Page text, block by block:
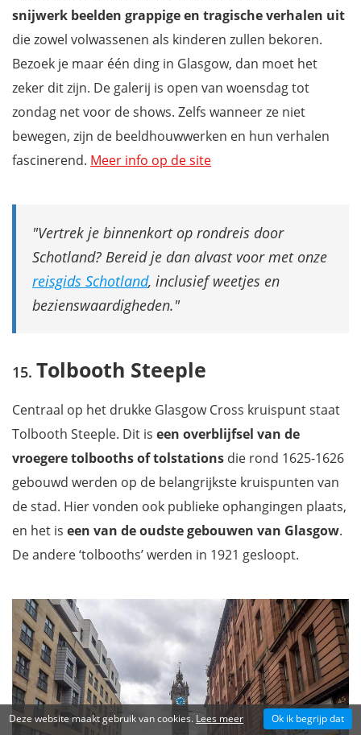
snijwerk beelden grappige en tragische verhalen uit
die zowel volwassenen als kinderen zullen bekoren.
Bezoek je maar één ding in Glasgow, dan moet het
zeker dit zijn. De galerij is open van woensdag tot
zondag net voor de shows. Zelfs wanneer ze niet
bewegen, zijn de beeldhouwwerken en hun verhalen
fascinerend. Meer info op de site
Vertrek je binnenkort op rondreis door
Schotland? Bereid je dan alvast voor met onze
reisgids Schotland, inclusief weetjes en
bezienswaardigheden.
Tolbooth Steeple
Centraal op het drukke Glasgow Cross kruispunt staat
Tolbooth Steeple. Dit is een overblijfsel van de
vroegere tolbooths of tolstations die rond 1625-1626
gebouwd werden op de belangrijkste kruispunten van
de stad. Hier vonden ook publieke ophangingen plaats,
en het is een van de oudste gebouwen van Glasgow.
De andere ‘tolbooths’ werden in 1921 gesloopt.
Deze website maakt gebruik van cookies. Lees meer Ok ik begrijp dat